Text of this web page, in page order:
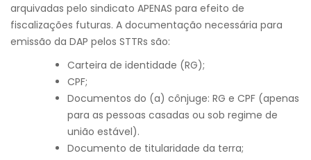
arquivadas pelo sindicato APENAS para efeito de
fiscalizações futuras. A documentação necessária para
emissão da DAP pelos STTRs são:
Carteira de identidade (RG);
CPF;
Documentos do (a) cônjuge: RG e CPF (apenas
para as pessoas casadas ou sob regime de
união estável).
Documento de titularidade da terra;